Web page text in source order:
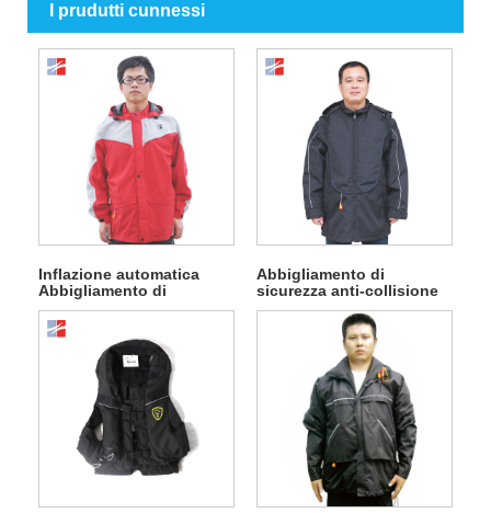
I prudutti cunnessi
Inflazione automatica
Abbigliamento di
sicurezza
Abbigliamento di
sicurezza anti-collisione